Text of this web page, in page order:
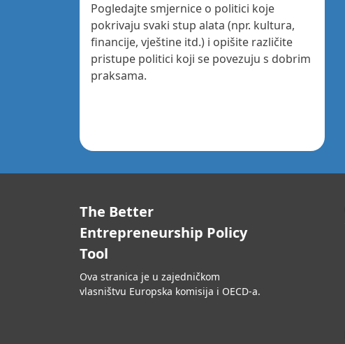
Pogledajte smjernice o politici koje
pokrivaju svaki stup alata (npr. kultura,
financije, vještine itd.) i opišite različite
pristupe politici koji se povezuju s dobrim
praksama.
The Better
Entrepreneurship Policy
Tool
Ova stranica je u zajedničkom
vlasništvu Europska komisija i OECD-a.